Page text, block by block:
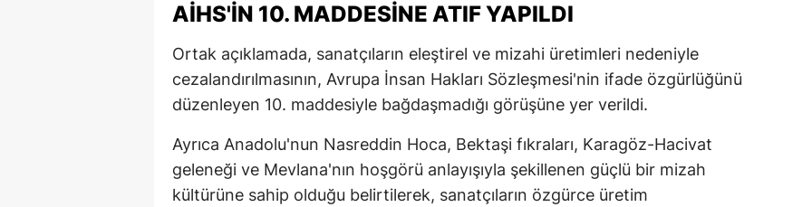
AİHS'İN 10. MADDESİNE ATIF YAPILDI
Ortak açıklamada, sanatçıların eleştirel ve mizahi üretimleri nedeniyle
cezalandırılmasının, Avrupa İnsan Hakları Sözleşmesi'nin ifade özgürlüğünü
düzenleyen 10. maddesiyle bağdaşmadığı görüşüne yer verildi.
Ayrıca Anadolu'nun Nasreddin Hoca, Bektaşi fıkraları, Karagöz-Hacivat
geleneği ve Mevlana'nın hoşgörü anlayışıyla şekillenen güçlü bir mizah
kültürüne sahip olduğu belirtilerek, sanatçıların özgürce üretim